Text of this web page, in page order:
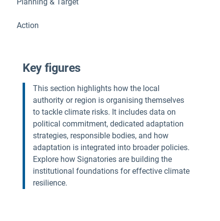
Action
Key figures
This section highlights how the local
authority or region is organising themselves
to tackle climate risks. It includes data on
political commitment, dedicated adaptation
strategies, responsible bodies, and how
adaptation is integrated into broader policies.
Explore how Signatories are building the
institutional foundations for effective climate
resilience.